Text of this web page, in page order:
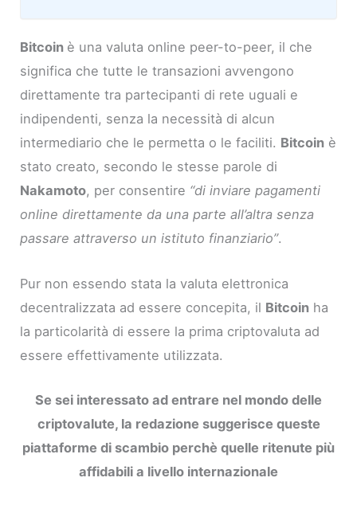
Bitcoin è una valuta online peer-to-peer, il che
significa che tutte le transazioni avvengono
direttamente tra partecipanti di rete uguali e
indipendenti, senza la necessità di alcun
intermediario che le permetta o le faciliti. Bitcoin è
stato creato, secondo le stesse parole di
Nakamoto, per consentire “di inviare pagamenti
online direttamente da una parte all’altra senza
passare attraverso un istituto finanziario”.
Pur non essendo stata la valuta elettronica
decentralizzata ad essere concepita, il Bitcoin ha
la particolarità di essere la prima criptovaluta ad
essere effettivamente utilizzata.
Se sei interessato ad entrare nel mondo delle
criptovalute, la redazione suggerisce queste
piattaforme di scambio perchè quelle ritenute più
affidabili a livello internazionale